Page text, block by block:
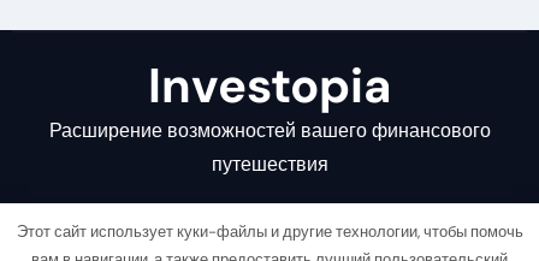
Investopia
Расширение возможностей вашего финансового
путешествия
Этот сайт использует куки-файлы и другие технологии, чтобы помочь